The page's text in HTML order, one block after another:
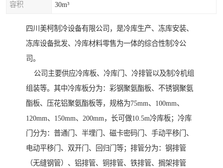
容积 30m³
四川美柯制冷设备有限公司，是冷库生产、冻库安装、
冻库设备批发、冷库材料零售为一体的综合性制冷公
司。
公司主要供应冷库板、冷库门、冷排管以及制冷机组
组装等。其中冷库板分为：彩钢聚氨酯板、不锈钢聚氨
酯板、压花铝聚氨酯板等，规格为75mm、100mm、
120mm、150mm、200mm，长可做10.5m冷库板；冷库
门分为：普通门、半埋门、磁卡密码门、手动平移门、
电动平移门、双开门、回归门等；排管分为：钢排管
（无缝钢管）、铝排管、铜排管、铁排管、搁架排管